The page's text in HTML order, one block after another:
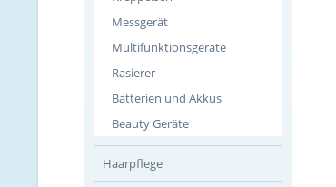
Messgerät
Multifunktionsgeräte
Rasierer
Batterien und Akkus
Beauty Geräte
Haarpflege